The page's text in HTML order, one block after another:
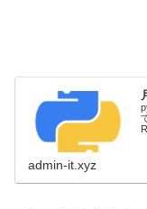
admin-it.xyz